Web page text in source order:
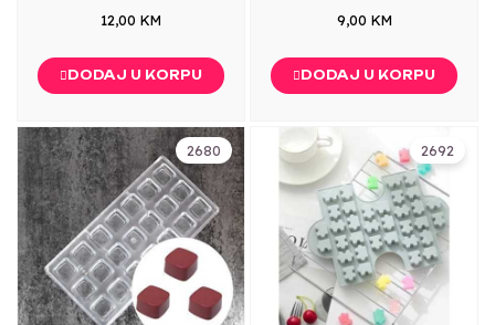
12,00 KM
DODAJ U KORPU
9,00 KM
DODAJ U KORPU
2680 2692